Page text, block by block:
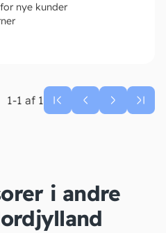
nye kunder
1-1 af 1
i andre